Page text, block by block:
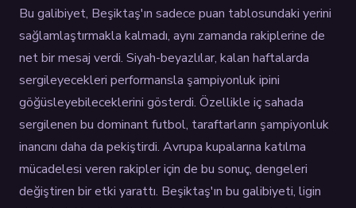
Bu galibiyet, Beşiktaş'ın sadece puan tablosundaki yerini
sağlamlaştırmakla kalmadı, aynı zamanda rakiplerine de
net bir mesaj verdi. Siyah-beyazlılar, kalan haftalarda
sergileyecekleri performansla şampiyonluk ipini
göğüsleyebileceklerini gösterdi. Özellikle iç sahada
sergilenen bu dominant futbol, taraftarların şampiyonluk
inancını daha da pekiştirdi. Avrupa kupalarına katılma
mücadelesi veren rakipler için de bu sonuç, dengeleri
değiştiren bir etki yarattı. Beşiktaş'ın bu galibiyeti, ligin